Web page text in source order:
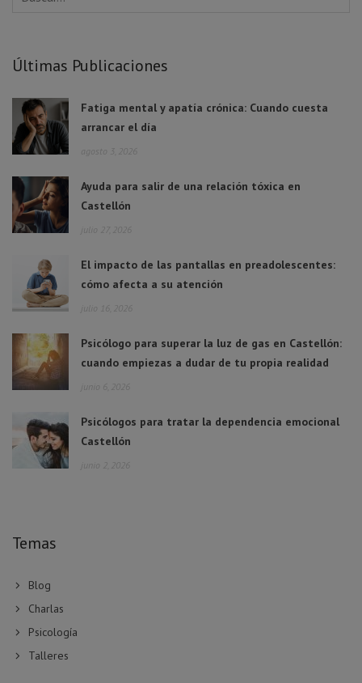
Últimas Publicaciones
Fatiga mental y apatía crónica: Cuando cuesta
arrancar el día
agosto 3, 2026
Ayuda para salir de una relación tóxica en
Castellón
julio 27, 2026
El impacto de las pantallas en preadolescentes:
cómo afecta a su atención
julio 16, 2026
Psicólogo para superar la luz de gas en Castellón:
cuando empiezas a dudar de tu propia realidad
junio 6, 2026
Psicólogos para tratar la dependencia emocional
Castellón
junio 2, 2026
Temas
Blog
Charlas
Psicología
Talleres